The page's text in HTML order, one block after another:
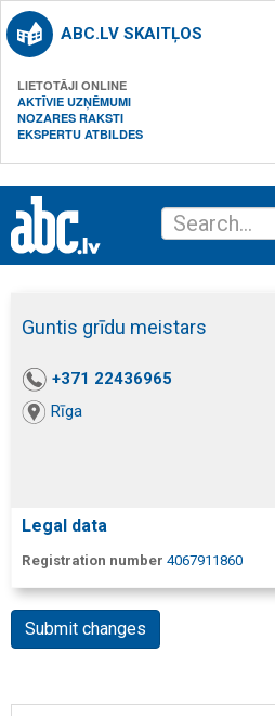
ABC.LV SKAITĻOS
LIETOTĀJI ONLINE
AKTĪVIE UZŅĒMUMI
NOZARES RAKSTI
EKSPERTU ATBILDES
Guntis grīdu meistars
+371 22436965
Rīga
Legal data
Registration number 4067911860
Submit changes